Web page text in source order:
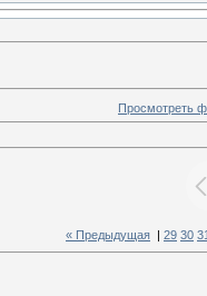
Просмотреть
« Предыдущая 29 30